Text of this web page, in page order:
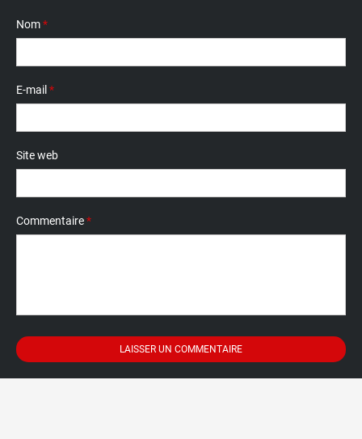
Nom*
E-mail *
Site web
Commentaire*